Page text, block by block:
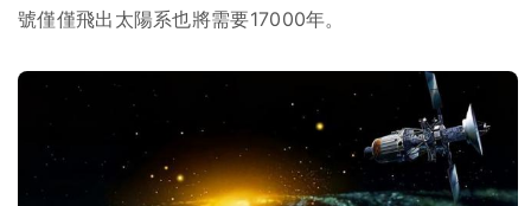
號僅僅飛出太陽系也將需要17000年。